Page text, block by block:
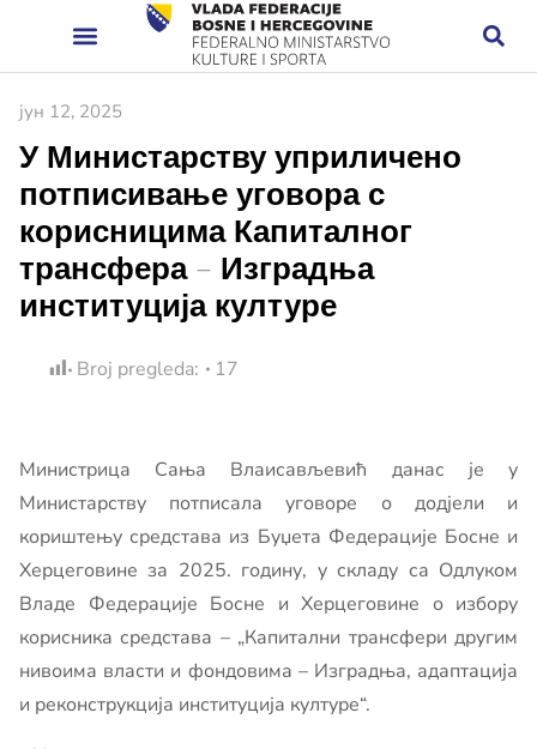
јун 12, 2025
У Министарству уприличено
потписивање уговора с
корисницима Капиталног
трансфера – Изградња
институција културе
Broj pregleda: 17
Министрица Сања Влаисављевић данас је у
Министарству потписала уговоре о додјели и
кориштењу средстава из Буџета Федерације Босне и
Херцеговине за 2025. годину, у складу са Одлуком
Владе Федерације Босне и Херцеговине о избору
корисника средстава – „Капитални трансфери другим
нивоима власти и фондовима – Изградња, адаптација
и реконструкција институција културе“.